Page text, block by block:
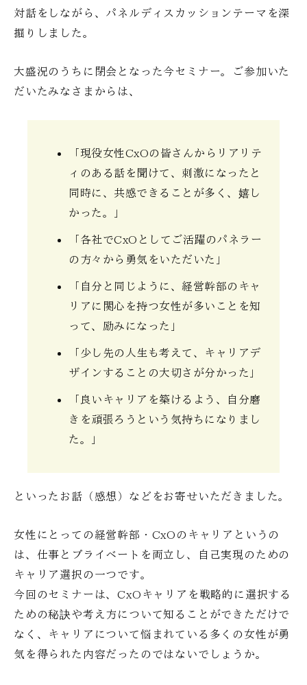
対話をしながら、パネルディスカッションテーマを深
掘りしました。
大盛況のうちに閉会となった今セミナー。ご参加いた
だいたみなさまからは、
「現役女性CxOの皆さんからリアリテ
ィのある話を聞けて、刺激になったと
同時に、共感できることが多く、嬉し
かった。」
「各社でCxOとしてご活躍のパネラー
の方々から勇気をいただいた」
「自分と同じように、経営幹部のキャ
リアに関心を持つ女性が多いことを知
って、励みになった」
「少し先の人生も考えて、キャリアデ
ザインすることの大切さが分かった」
「良いキャリアを築けるよう、自分磨
きを頑張ろうという気持ちになりまし
た。」
といったお話（感想）などをお寄せいただきました。
女性にとっての経営幹部・CxOのキャリアというの
は、仕事とプライベートを両立し、自己実現のための
キャリア選択の一つです。
今回のセミナーは、CxOキャリアを戦略的に選択する
ための秘訣や考え方について知ることができただけで
なく、キャリアについて悩まれている多くの女性が勇
気を得られた内容だったのではないでしょうか。